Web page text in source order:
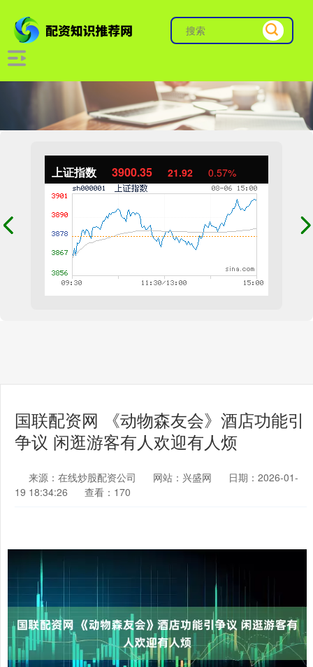
上证指数 3900.35 21.92 0.57%
国联配资网 《动物森友会》酒店功能引
争议 闲逛游客有人欢迎有人烦
来源：在线炒股配资公司 网站：兴盛网
日期：2026-01-
19 18:34:26
查看：170